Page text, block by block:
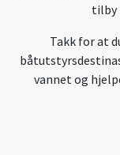
tilby
Takk for at
vannet og